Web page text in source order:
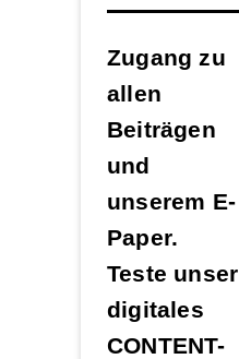
Zugang zu
allen
Beiträgen
und
unserem E-
Paper.
Teste unser
digitales
CONTENT-